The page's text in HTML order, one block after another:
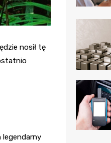
nosił tę
legendarny